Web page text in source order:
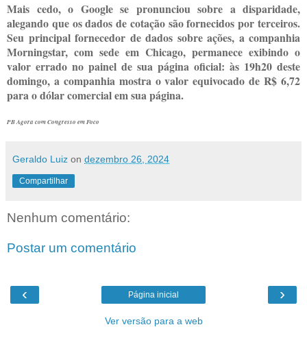
Mais cedo, o Google se pronunciou sobre a disparidade,
alegando que os dados de cotação são fornecidos por terceiros.
Seu principal fornecedor de dados sobre ações, a companhia
Morningstar, com sede em Chicago, permanece exibindo o
valor errado no painel de sua página oficial: às 19h20 deste
domingo, a companhia mostra o valor equivocado de R$ 6,72
para o dólar comercial em sua página.
PB Agora com Congresso em Foco
Geraldo Luiz on dezembro 26, 2024
Compartilhar
Nenhum comentário:
Postar um comentário
‹ ›
Página inicial
Ver versão para a web